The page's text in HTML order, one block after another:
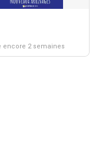
encore 2 semaines